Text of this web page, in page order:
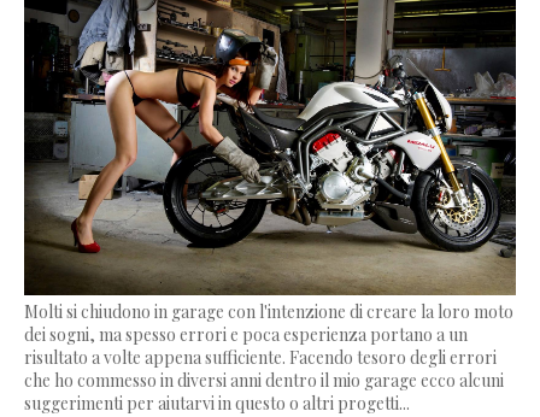
Molti si chiudono in garage con l'intenzione di creare la loro moto
dei sogni, ma spesso errori e poca esperienza portano a un
risultato a volte appena sufficiente. Facendo tesoro degli errori
che ho commesso in diversi anni dentro il mio garage ecco alcuni
suggerimenti per aiutarvi in questo o altri progetti...